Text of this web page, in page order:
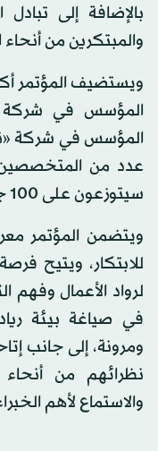
بالإضافة إلى تبادل
والمبتكرين من أنحاء
المؤسس في شركة
المؤسس في شركة
عدد من المتخصصين
سيتوزعون على 100 جلسة نقاش.
ويتضمن المؤتمر
للابتكار، ويتيح
لرواد الأعمال وفهم
في صياغة بيئة
ومرونة، إلى جانب
نظرائهم من أنحاء
والاستماع لأهم